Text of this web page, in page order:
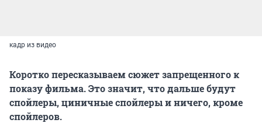
кадр из видео
Коротко пересказываем сюжет запрещенного к
показу фильма. Это значит, что дальше будут
спойлеры, циничные спойлеры и ничего, кроме
спойлеров.